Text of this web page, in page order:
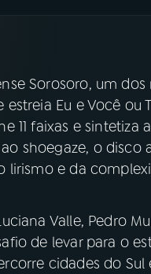
X
Sorosoro, um
Eu e Você ou
11 faixas e
shoegaze, o disco
lirismo e da
Valle, Pedro
de levar para o
cidades do